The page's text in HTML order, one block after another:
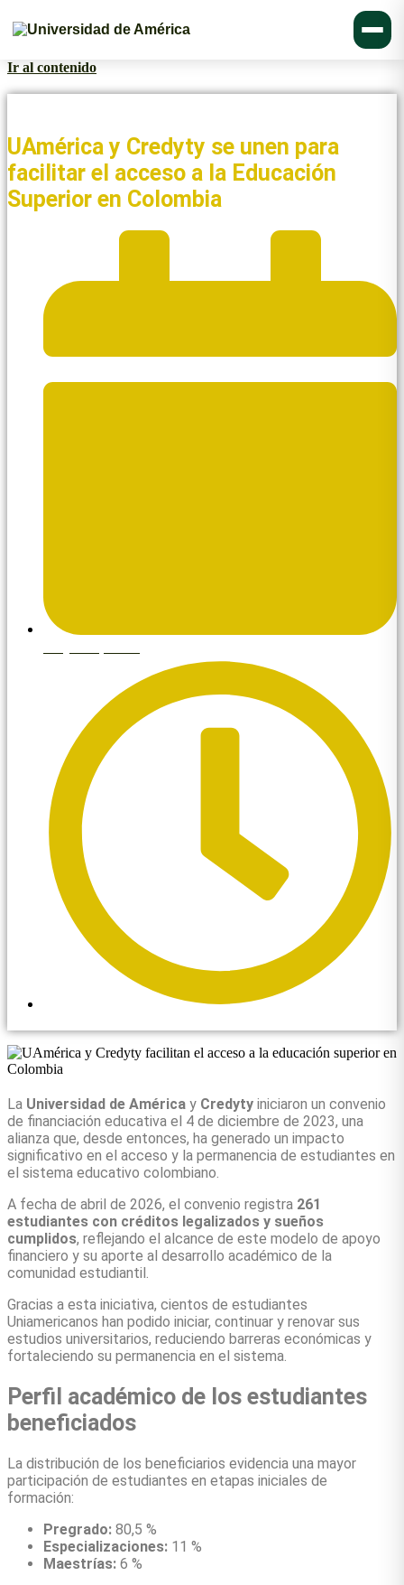
Ir al contenido
UAmérica y Credyty se unen para
facilitar el acceso a la Educación
Superior en Colombia
La Universidad de América y Credyty iniciaron un convenio
de financiación educativa el 4 de diciembre de 2023, una
alianza que, desde entonces, ha generado un impacto
significativo en el acceso y la permanencia de estudiantes en
el sistema educativo colombiano.
A fecha de abril de 2026, el convenio registra 261
estudiantes con créditos legalizados y sueños
cumplidos, reflejando el alcance de este modelo de apoyo
financiero y su aporte al desarrollo académico de la
comunidad estudiantil.
Gracias a esta iniciativa, cientos de estudiantes
Uniamericanos han podido iniciar, continuar y renovar sus
estudios universitarios, reduciendo barreras económicas y
fortaleciendo su permanencia en el sistema.
Perfil académico de los estudiantes
beneficiados
La distribución de los beneficiarios evidencia una mayor
participación de estudiantes en etapas iniciales de
formación:
Pregrado: 80,5 %
Especializaciones: 11 %
Maestrías: 6 %